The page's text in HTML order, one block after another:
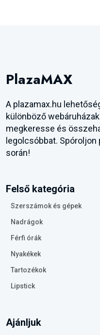
PlazaMAX
A plazamax.hu
különböző
megkeresse és
legolcsóbbat.
során!
Felső kategória
Szerszámok és gépek
Nadrágok
Férfi órák
Nyakékek
Tartozékok
Lipstick
Ajánljuk